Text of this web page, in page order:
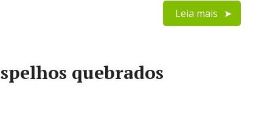
Leia mais
quebrados